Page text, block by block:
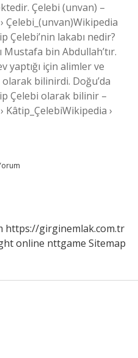
Çelebi (unvan) –
Çelebi_(unvan)Wikipedia
Çelebi’nin lakabı nedir?
Mustafa bin Abdullah’tır.
için alimler ve
bilinirdi. Doğu’da
Çelebi olarak bilinir –
Kâtip_ÇelebiWikipedia ›
https://girginemlak.com.tr
online nttgame Sitemap